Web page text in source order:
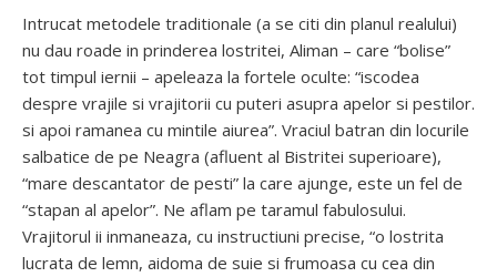
Intrucat metodele traditionale (a se citi din planul realului)
nu dau roade in prinderea lostritei, Aliman – care “bolise”
tot timpul iernii – apeleaza la fortele oculte: “iscodea
despre vrajile si vrajitorii cu puteri asupra apelor si pestilor.
si apoi ramanea cu mintile aiurea”. Vraciul batran din locurile
salbatice de pe Neagra (afluent al Bistritei superioare),
“mare descantator de pesti” la care ajunge, este un fel de
“stapan al apelor”. Ne aflam pe taramul fabulosului.
Vrajitorul ii inmaneaza, cu instructiuni precise, “o lostrita
lucrata de lemn, aidoma de suie si frumoasa cu cea din